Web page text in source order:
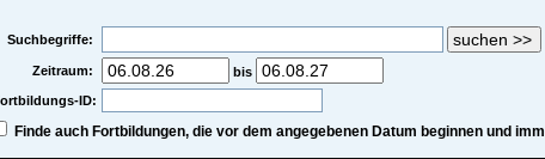
Suchbegriffe:
Zeitraum:
bis
ID:
Finde auch Fortbildungen, die vor dem angegebenen Datum beginnen und